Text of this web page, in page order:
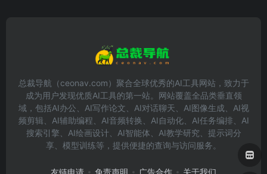
总裁导航（ceonav.com）聚合全球优秀的AI工具网站，致力于
成为用户发现优质AI工具的第一站。网站覆盖全品类垂直领
域，包括AI办公、AI写作论文、AI对话聊天、AI图像生成、AI视
频剪辑、AI辅助编程、AI音频转换、AI自动化、AI任务编排、AI
搜索引擎、AI绘画设计、AI智能体、AI教学研究、提示词分
享、模型训练等，提供便捷的查询与访问服务。
友链申请 免责声明 广告合作 关于我们